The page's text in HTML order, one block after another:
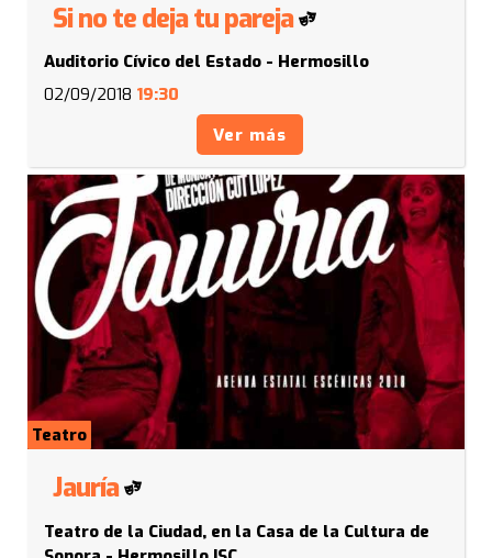
Si no te deja tu pareja
Auditorio Cívico del Estado - Hermosillo
02/09/2018 19:30
Ver más
Teatro
Jauría
Teatro de la Ciudad, en la Casa de la Cultura de